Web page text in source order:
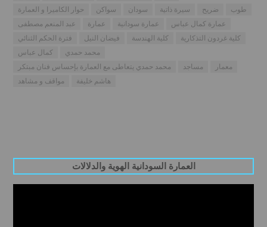
حوار الكاميرا و العمارة
سواكن سودان سيرة ذاتية ضريح
طوب
عبد المنعم مصطفى
عمارة عمارة سودانية
عمارة كمال عباس
فترة الحكم الثنائي
فيضان النيل كلية الهندسة
كلية غردون التذكارية
كمال عباس
محمد حمدي
محمد حمدي يتعاطى مع العمارة بإحساس فنان مبتكر
مساجد
معمار
مواقف و مشاهد
هاشم خليفة
العمارة السودانية الهوية والدلالات